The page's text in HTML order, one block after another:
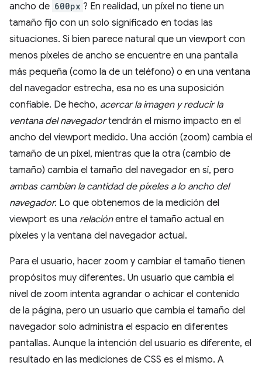
ancho de 600px ? En realidad, un píxel no tiene un
tamaño fijo con un solo significado en todas las
situaciones. Si bien parece natural que un viewport con
menos píxeles de ancho se encuentre en una pantalla
más pequeña (como la de un teléfono) o en una ventana
del navegador estrecha, esa no es una suposición
confiable. De hecho, acercar la imagen y reducir la
ventana del navegadortendrán el mismo impacto en el
ancho del viewport medido. Una acción (zoom) cambia el
tamaño de un píxel, mientras que la otra (cambio de
tamaño) cambia el tamaño del navegador en sí, pero
ambas cambian la cantidad de píxeles a lo ancho del
navegador. Lo que obtenemos de la medición del
viewport es una relaciónentre el tamaño actual en
píxeles y la ventana del navegador actual.
Para el usuario, hacer zoom y cambiar el tamaño tienen
propósitos muy diferentes. Un usuario que cambia el
nivel de zoom intenta agrandar o achicar el contenido
de la página, pero un usuario que cambia el tamaño del
navegador solo administra el espacio en diferentes
pantallas. Aunque la intención del usuario es diferente, el
resultado en las mediciones de CSS es el mismo. A